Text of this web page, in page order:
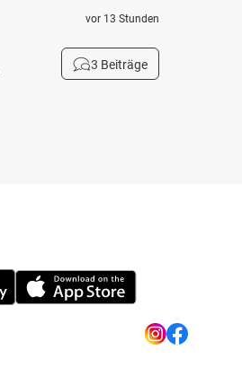
vor 13 Stunden
3 Beiträge